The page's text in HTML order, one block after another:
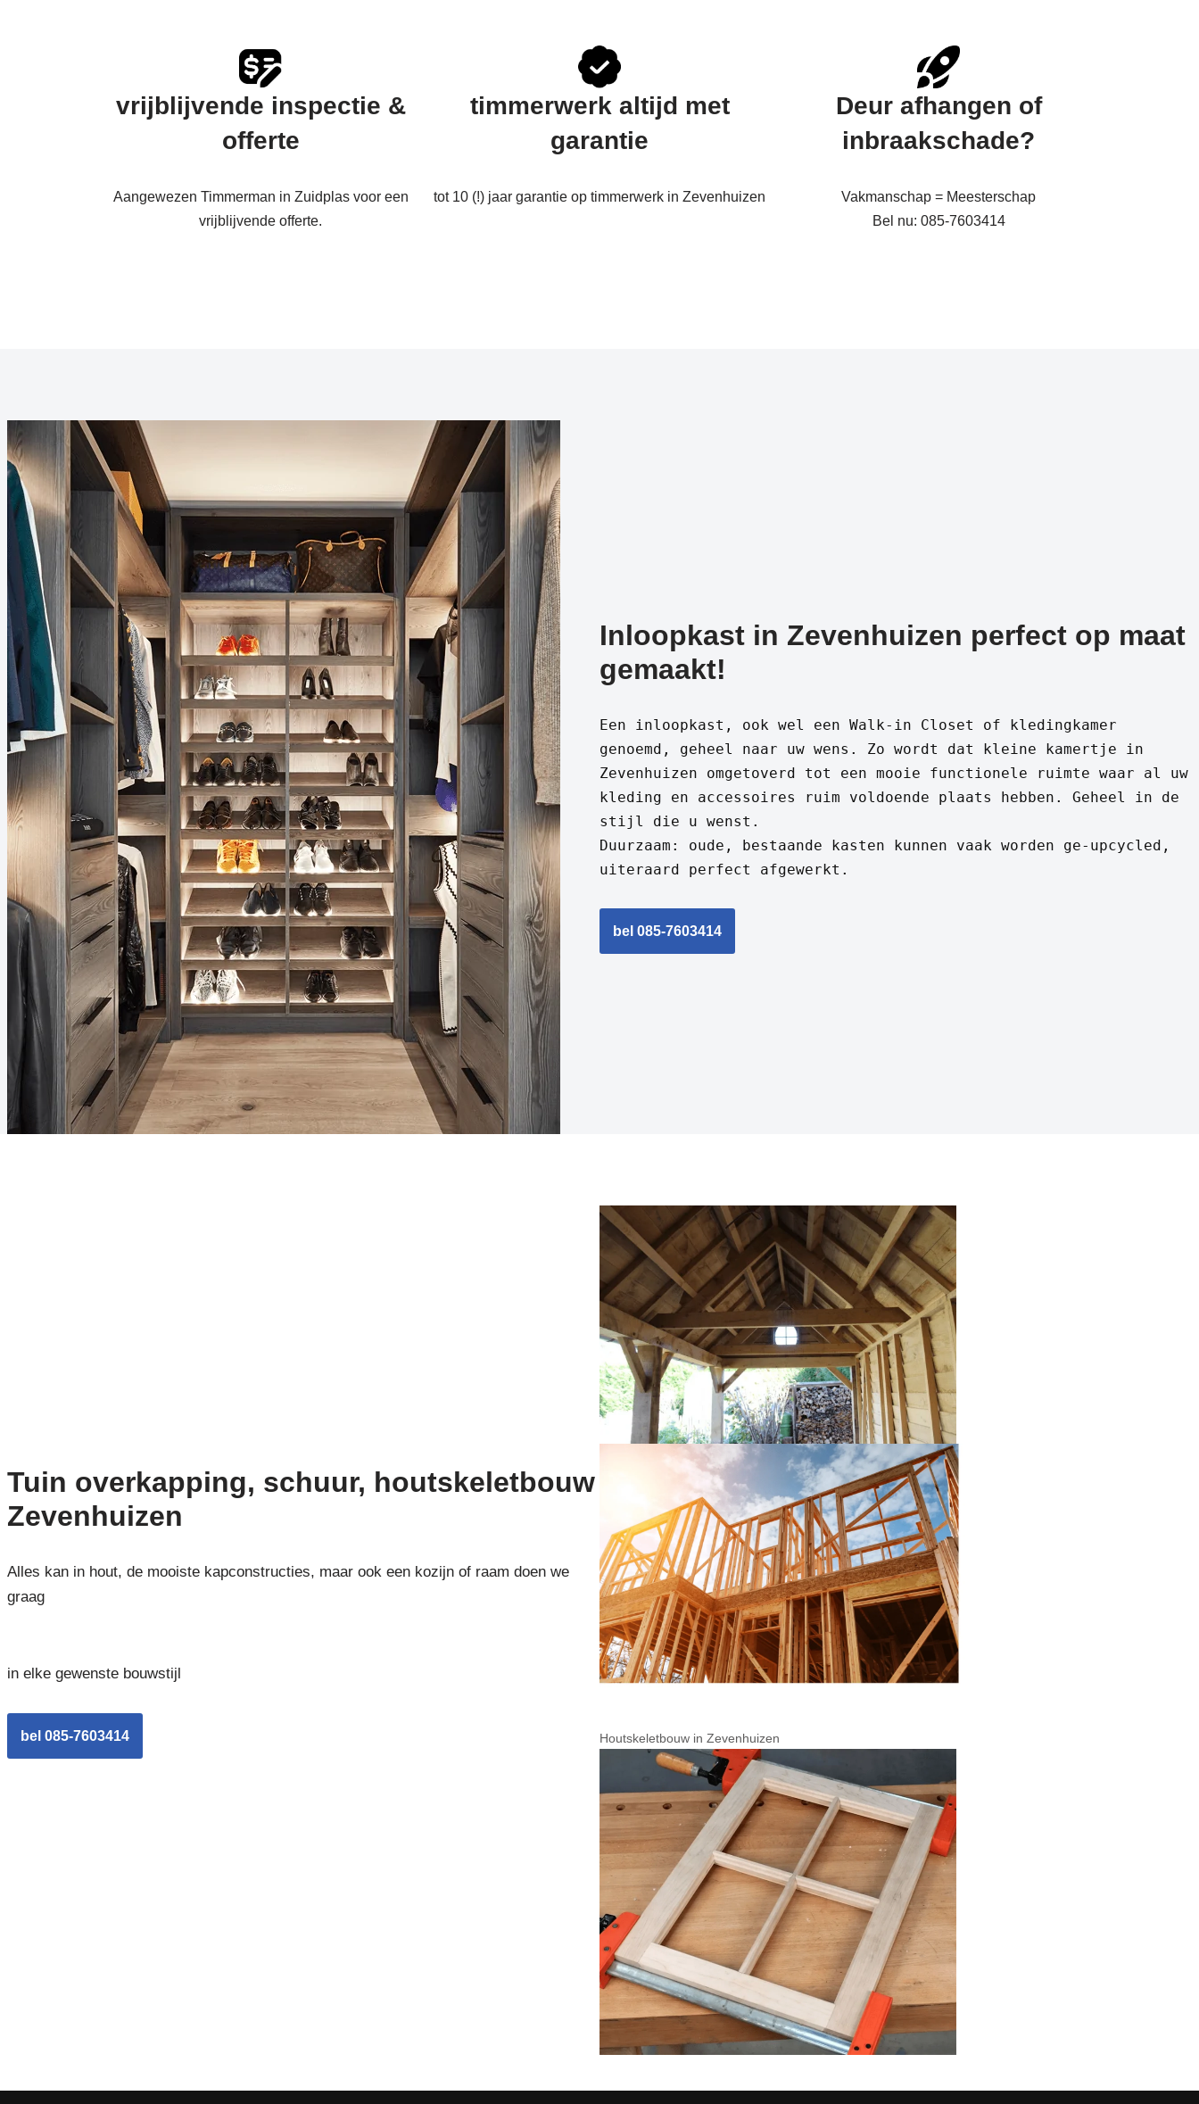
vrijblijvende inspectie &
offerte
Aangewezen Timmerman in Zuidplas voor een
vrijblijvende offerte.
timmerwerk altijd met
garantie
tot 10 (!) jaar garantie op timmerwerk in Zevenhuizen
Deur afhangen of
inbraakschade?
Vakmanschap = Meesterschap
Bel nu: 085-7603414
Inloopkast in Zevenhuizen perfect op maat
gemaakt!
Een inloopkast, ook wel een Walk-in Closet of kledingkamer
genoemd, geheel naar uw wens. Zo wordt dat kleine kamertje in
Zevenhuizen omgetoverd tot een mooie functionele ruimte waar al uw
kleding en accessoires ruim voldoende plaats hebben. Geheel in de
stijl die u wenst.
Duurzaam: oude, bestaande kasten kunnen vaak worden ge-upcycled,
uiteraard perfect afgewerkt.
bel 085-7603414
Tuin overkapping, schuur, houtskeletbouw
Zevenhuizen
Alles kan in hout, de mooiste kapconstructies, maar ook een kozijn of raam doen we
graag
in elke gewenste bouwstijl
bel 085-7603414 Houtskeletbouw in Zevenhuizen